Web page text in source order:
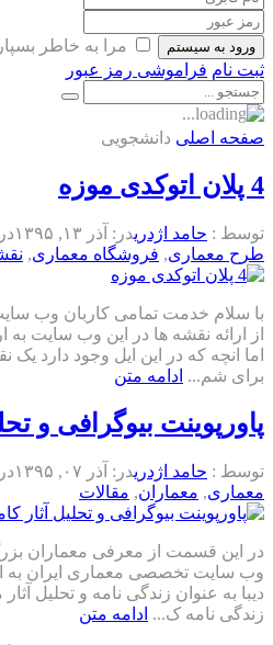
ورود به سیستم
مرا به خاطر بسپار
ثبت نام فراموشی رمز عبور
صفحه اصلی دانشجویی
4 پلان اتوکدی موزه
توسط : حامد اژدریدر: آذر ۱۳, ۱۳۹۵
طرح معماری, فروشگاه معماری,
از ارائه نقشه ها در این وب سایت به
اما انچه که در این ایل وجود دارد
برای شم... ادامه متن
پاورپوینت بیوگرافی و
توسط : حامد اژدریدر: آذر ۰۷, ۱۳۹۵
معماری, معماران, مقالات
در این قسمت از معرفی معماران
وب سایت تخصصی معماری ایران به
دیبا به عنوان زندگی نامه و تحلیل
زندگی نامه ک... ادامه متن